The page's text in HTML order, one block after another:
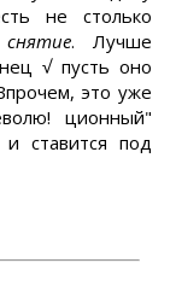
не столько
снятие. Лучше
√ пусть оно
это уже
ционный"
ставится под